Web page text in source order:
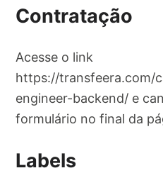
Contratação
Acesse o link
https://transfeera.com/
engineer-backend/ e
formulário no final da
Labels